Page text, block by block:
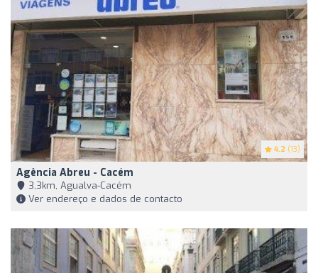
4.2 (13)
Agência Abreu - Cacém
3,3km, Agualva-Cacém
Ver endereço e dados de contacto